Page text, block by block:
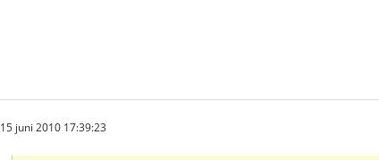
15 juni 2010 17:39:23